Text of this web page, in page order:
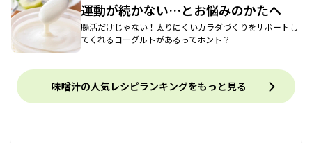
運動が続かない…とお悩みのかたへ
腸活だけじゃない！太りにくいカラダづくりをサポートし
てくれるヨーグルトがあるってホント？
味噌汁の人気レシピランキングをもっと見る